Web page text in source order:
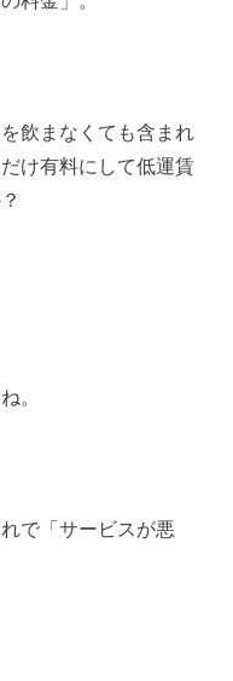
飲まなくても含まれ
け有料にして低運賃
。
で「サービスが悪